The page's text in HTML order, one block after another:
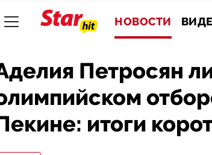
НОВОСТИ
Петросян
итоги